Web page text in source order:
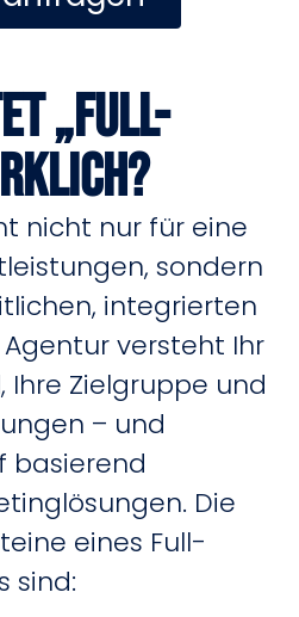
„Full-
nicht nur für eine
sondern
integrierten
versteht Ihr
Zielgruppe und
– und
basierend
Die
eines Full-
sind: